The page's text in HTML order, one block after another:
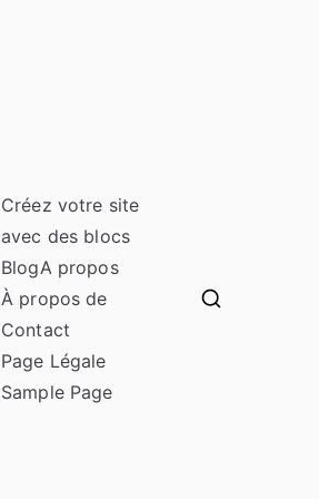
Créez votre site
avec des blocs
BlogA propos
À propos de
Contact
Page Légale
Sample Page